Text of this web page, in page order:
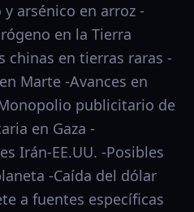
arsénico en arroz -
en la Tierra
chinas en tierras raras -
Marte -Avances en
publicitario de
en Gaza -
Irán-EE.UU. -Posibles
-Caída del dólar
a fuentes específicas